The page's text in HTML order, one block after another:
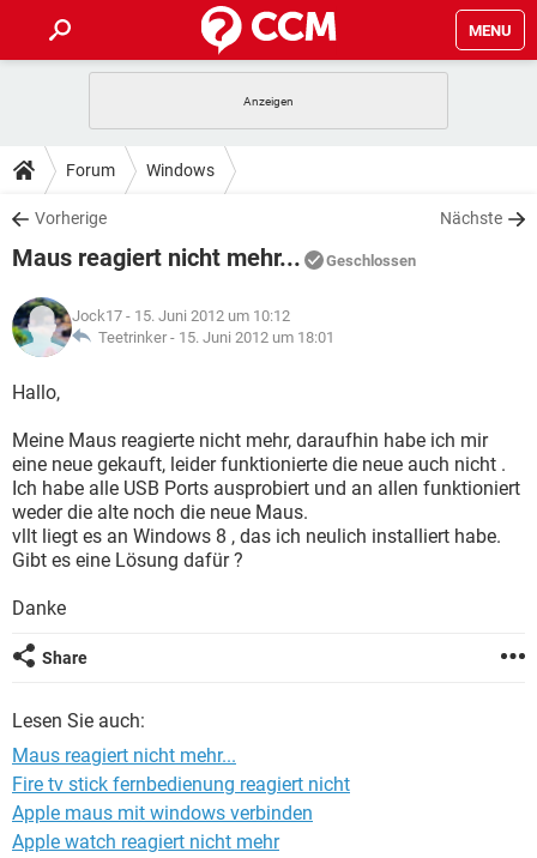
MENU
ANDROID
WINDOWS 10
WHATSAPP TIKTOK
FACEBOOK
TIPPS & TRICKS
SPIELE
WHATSAPP TIKTOK
FACEBOOK
DOWNLOADS
SPIELE STREAMING
ANDROID
WINDOWS 10 INSTAGRAM
WHATSAPP
SPIELE STREAMING
ANDROID
WINDOWS 10
WHATSAPP TIKTOK
FACEBOOK HARDWARE
LEXIKON
SPIELE
WINDOWS 10 INSTAGRAM
WHATSAPP
FACEBOOK HARDWARE
Forum Windows
Vorherige Nächste
Maus reagiert nicht mehr... Geschlossen
Jock17 - 15. Juni 2012 um 10:12
Teetrinker - 15. Juni 2012 um 18:01
Hallo,
Meine Maus reagierte nicht mehr, daraufhin habe ich mir
eine neue gekauft, leider funktionierte die neue auch nicht .
Ich habe alle USB Ports ausprobiert und an allen funktioniert
weder die alte noch die neue Maus.
vllt liegt es an Windows 8 , das ich neulich installiert habe.
Gibt es eine Lösung dafür ?
Danke
Share
Lesen Sie auch:
Maus reagiert nicht mehr...
Fire tv stick fernbedienung reagiert nicht
Apple maus mit windows verbinden
Apple watch reagiert nicht mehr